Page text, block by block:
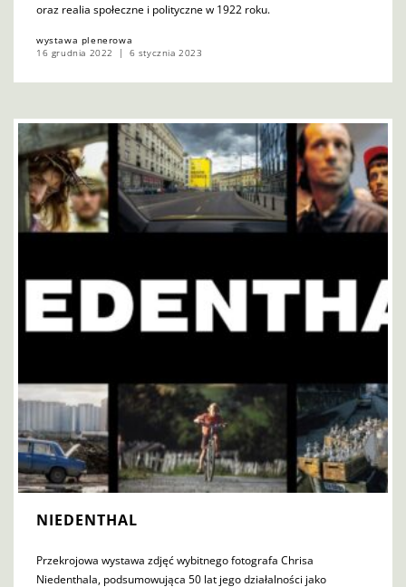
oraz realia społeczne i polityczne w 1922 roku.
wystawa plenerowa
16 grudnia 2022
6 stycznia 2023
NIEDENTHAL
Przekrojowa wystawa zdjęć wybitnego fotografa Chrisa
Niedenthala, podsumowująca 50 lat jego działalności jako